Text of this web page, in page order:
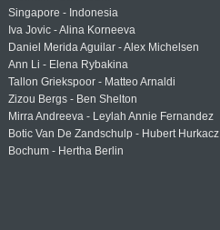
Singapore - Indonesia
Iva Jovic - Alina Korneeva
Daniel Merida Aguilar - Alex Michelsen
Ann Li - Elena Rybakina
Tallon Griekspoor - Matteo Arnaldi
Zizou Bergs - Ben Shelton
Mirra Andreeva - Leylah Annie Fernandez
Botic Van De Zandschulp - Hubert Hurkacz
Bochum - Hertha Berlin